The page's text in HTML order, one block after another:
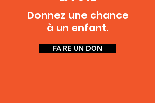
Donnez une chance
à un enfant.
FAIRE UN DON